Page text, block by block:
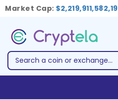
Market Cap: